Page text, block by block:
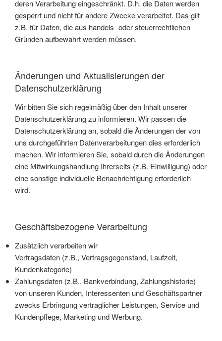
deren Verarbeitung eingeschränkt. D.h. die Daten werden
gesperrt und nicht für andere Zwecke verarbeitet. Das gilt
z.B. für Daten, die aus handels- oder steuerrechtlichen
Gründen aufbewahrt werden müssen.
Änderungen und Aktualisierungen der
Datenschutzerklärung
Wir bitten Sie sich regelmäßig über den Inhalt unserer
Datenschutzerklärung zu informieren. Wir passen die
Datenschutzerklärung an, sobald die Änderungen der von
uns durchgeführten Datenverarbeitungen dies erforderlich
machen. Wir informieren Sie, sobald durch die Änderungen
eine Mitwirkungshandlung Ihrerseits (z.B. Einwilligung) oder
eine sonstige individuelle Benachrichtigung erforderlich
wird.
Geschäftsbezogene Verarbeitung
Zusätzlich verarbeiten wir
Vertragsdaten (z.B., Vertragsgegenstand, Laufzeit,
Kundenkategorie)
Zahlungsdaten (z.B., Bankverbindung, Zahlungshistorie)
von unseren Kunden, Interessenten und Geschäftspartner
zwecks Erbringung vertraglicher Leistungen, Service und
Kundenpflege, Marketing und Werbung.